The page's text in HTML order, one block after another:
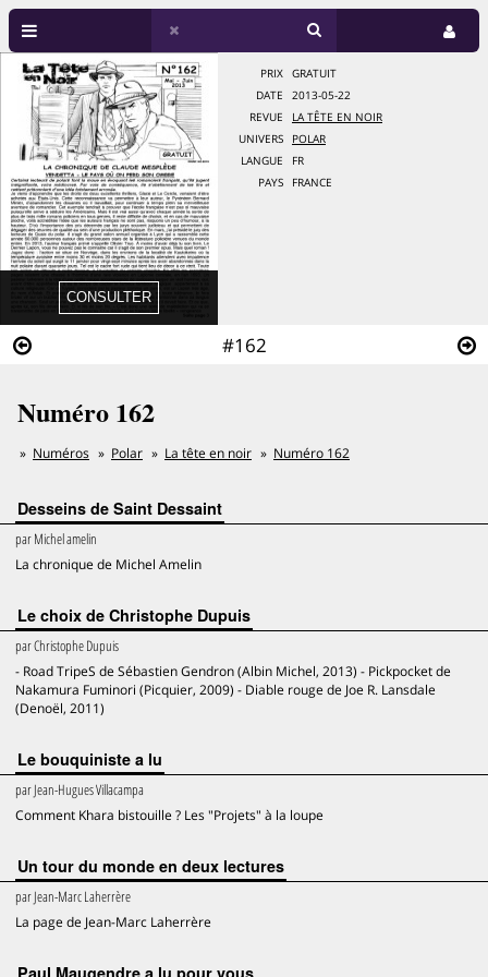
#162
PRIX
GRATUIT
DATE
2013-05-22
REVUE
LA TÊTE EN NOIR
UNIVERS
POLAR
LANGUE
FR
PAYS
FRANCE
Numéro 162
Numéros Polar La tête en noir Numéro 162
Desseins de Saint Dessaint
parMichel amelin
La chronique de Michel Amelin
Le choix de Christophe Dupuis
parChristophe Dupuis
- Road TripeS de Sébastien Gendron (Albin Michel, 2013) - Pickpocket de
Nakamura Fuminori (Picquier, 2009) - Diable rouge de Joe R. Lansdale
(Denoël, 2011)
Le bouquiniste a lu
parJean-Hugues Villacampa
Comment Khara bistouille ? Les "Projets" à la loupe
Un tour du monde en deux lectures
parJean-Marc Laherrère
La page de Jean-Marc Laherrère
Paul Maugendre a lu pour vous